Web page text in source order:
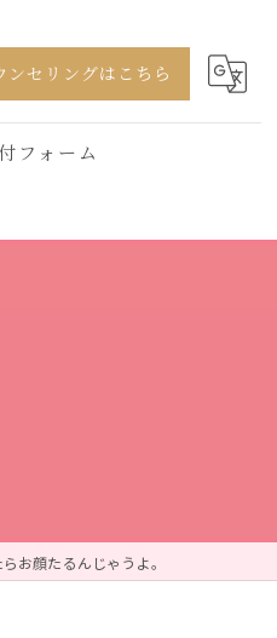
ンセリングはこちら
フォーム
お顔たるんじゃうよ。